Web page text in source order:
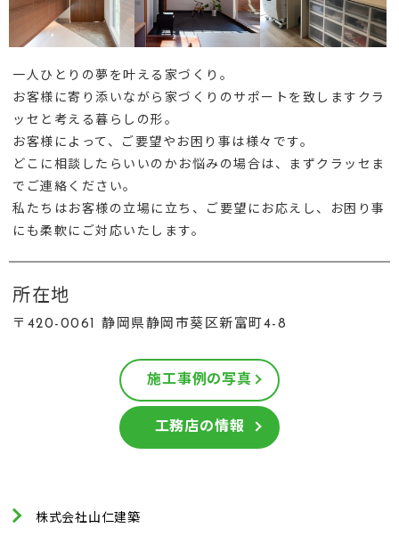
一人ひとりの夢を叶える家づくり。
お客様に寄り添いながら家づくりのサポートを致しますクラ
ッセと考える暮らしの形。
お客様によって、ご要望やお困り事は様々です。
どこに相談したらいいのかお悩みの場合は、まずクラッセま
でご連絡ください。
私たちはお客様の立場に立ち、ご要望にお応えし、お困り事
にも柔軟にご対応いたします。
所在地
〒420-0061 静岡県静岡市葵区新富町4-8
施工事例の写真
工務店の情報
株式会社山仁建築